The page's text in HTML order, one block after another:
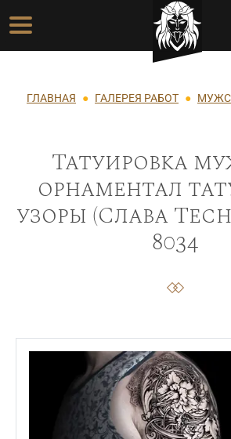
Перейти к основному
Основная навигация
Строка навигации
ГЛАВНАЯ ГАЛЕРЕЯ РАБОТ
Татуировка
орнаментал
узоры (Слава
8034